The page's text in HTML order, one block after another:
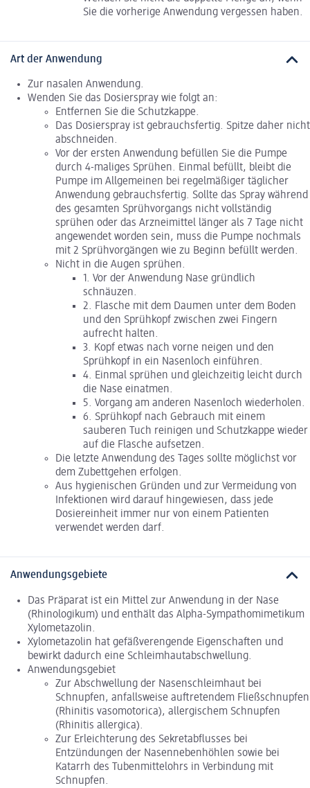
Sie die vorherige Anwendung vergessen haben.
Art der Anwendung
Zur nasalen Anwendung.
Wenden Sie das Dosierspray wie folgt an:
Entfernen Sie die Schutzkappe.
Das Dosierspray ist gebrauchsfertig. Spitze daher nicht
abschneiden.
Vor der ersten Anwendung befüllen Sie die Pumpe
durch 4-maliges Sprühen. Einmal befüllt, bleibt die
Pumpe im Allgemeinen bei regelmäßiger täglicher
Anwendung gebrauchsfertig. Sollte das Spray während
des gesamten Sprühvorgangs nicht vollständig
sprühen oder das Arzneimittel länger als 7 Tage nicht
angewendet worden sein, muss die Pumpe nochmals
mit 2 Sprühvorgängen wie zu Beginn befüllt werden.
Nicht in die Augen sprühen.
1. Vor der Anwendung Nase gründlich
schnäuzen.
2. Flasche mit dem Daumen unter dem Boden
und den Sprühkopf zwischen zwei Fingern
aufrecht halten.
3. Kopf etwas nach vorne neigen und den
Sprühkopf in ein Nasenloch einführen.
4. Einmal sprühen und gleichzeitig leicht durch
die Nase einatmen.
5. Vorgang am anderen Nasenloch wiederholen.
6. Sprühkopf nach Gebrauch mit einem
sauberen Tuch reinigen und Schutzkappe wieder
auf die Flasche aufsetzen.
Die letzte Anwendung des Tages sollte möglichst vor
dem Zubettgehen erfolgen.
Aus hygienischen Gründen und zur Vermeidung von
Infektionen wird darauf hingewiesen, dass jede
Dosiereinheit immer nur von einem Patienten
verwendet werden darf.
Anwendungsgebiete
Das Präparat ist ein Mittel zur Anwendung in der Nase
(Rhinologikum) und enthält das Alpha-Sympathomimetikum
Xylometazolin.
Xylometazolin hat gefäßverengende Eigenschaften und
bewirkt dadurch eine Schleimhautabschwellung.
Anwendungsgebiet
Zur Abschwellung der Nasenschleimhaut bei
Schnupfen, anfallsweise auftretendem Fließschnupfen
(Rhinitis vasomotorica), allergischem Schnupfen
(Rhinitis allergica).
Zur Erleichterung des Sekretabflusses bei
Entzündungen der Nasennebenhöhlen sowie bei
Katarrh des Tubenmittelohrs in Verbindung mit
Schnupfen.